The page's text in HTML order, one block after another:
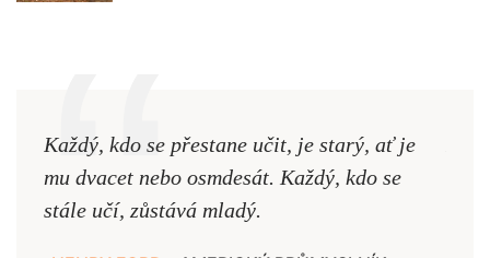
Každý, kdo se přestane učit, je starý, ať je
mu dvacet nebo osmdesát. Každý, kdo se
stále učí, zůstává mladý.